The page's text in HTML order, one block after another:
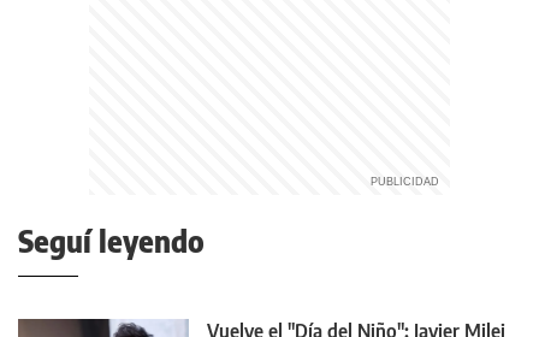
Seguí leyendo
Vuelve el "Día del Niño": Javier Milei